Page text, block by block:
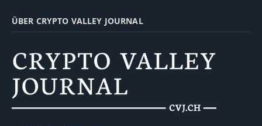
ÜBER CRYPTO VALLEY JOURNAL